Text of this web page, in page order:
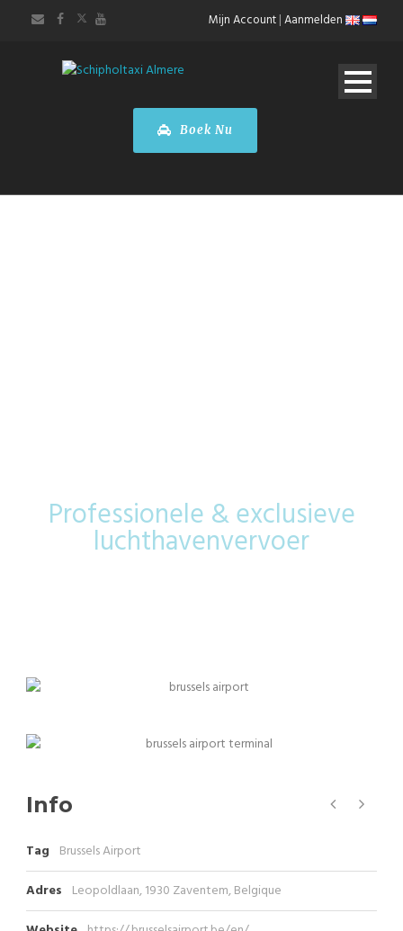
Mijn Account|Aanmelden
Boek Nu
Professionele & exclusieve
luchthavenvervoer
Info
Tag Brussels Airport
Adres Leopoldlaan, 1930 Zaventem, Belgique